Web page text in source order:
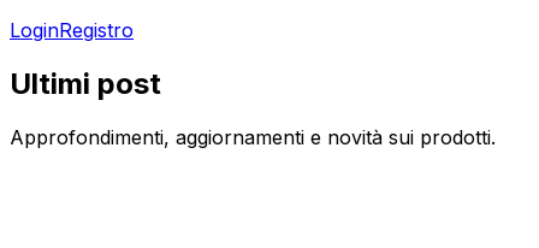
LoginRegistro
Ultimi post
Approfondimenti, aggiornamenti e novità sui prodotti.